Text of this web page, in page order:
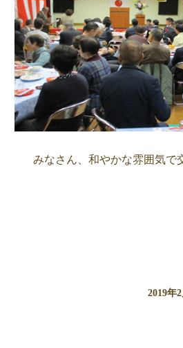
みなさん、和やかな雰囲気で
2019年